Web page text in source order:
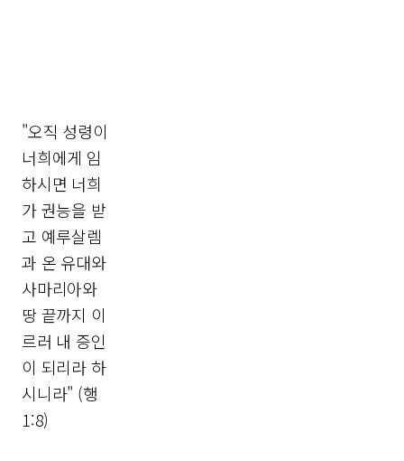
"오직 성령이
너희에게 임
하시면 너희
가 권능을 받
고 예루살렘
과 온 유대와
사마리아와
땅 끝까지 이
르러 내 증인
이 되리라 하
시니라" (행
1:8)